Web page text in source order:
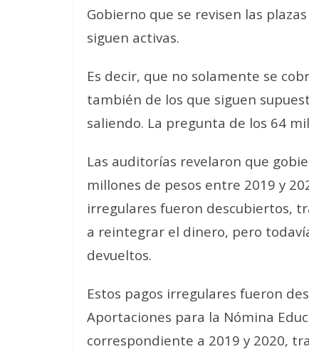
Gobierno que se revisen las
siguen activas.
Es decir, que no solamente se
también de los que siguen
saliendo. La pregunta de los 64
Las auditorías revelaron que
millones de pesos entre 2019 y
irregulares fueron descubiertos,
a reintegrar el dinero, pero
devueltos.
Estos pagos irregulares fueron
Aportaciones para la Nómina
correspondiente a 2019 y 2020,